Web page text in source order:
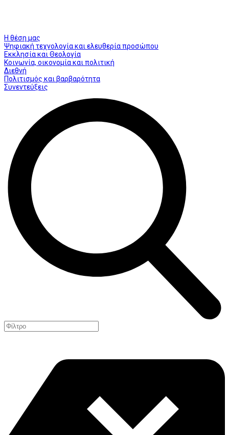
Η θέση μας
Ψηφιακή τεχνολογία και ελευθερία προσώπου
Εκκλησία και Θεολογία
Κοινωνία, οικονομία και πολιτική
Διεθνή
Πολιτισμός και βαρβαρότητα
Συνεντεύξεις